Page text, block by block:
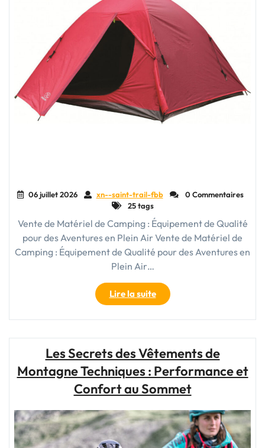
06 juillet 2026 xn--saint-trail-fbb
0 Commentaires
25 tags
Vente de Matériel de Camping : Équipement de Qualité
pour des Aventures en Plein Air Vente de Matériel de
Camping : Équipement de Qualité pour des Aventures en
Plein Air…
Lire la suite"Équipez-
vous
pour
Vente
de
Matériel
de
Camping
de
Qualité"
Les Secrets des Vêtements de
Montagne Techniques : Performance et
Confort au Sommet